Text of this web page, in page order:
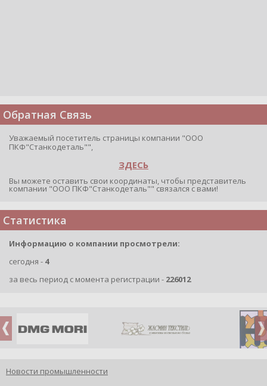
Обратная Связь
Уважаемый посетитель страницы компании "ООО
ПКФ"Станкодеталь"",
ЗДЕСЬ
Вы можете оставить свои координаты, чтобы представитель
компании "ООО ПКФ"Станкодеталь"" связался с вами!
Статистика
Информацию о компании просмотрели:
сегодня - 4
за весь период с момента регистрации - 226012
Новости промышленности